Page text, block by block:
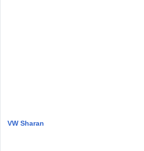
VW Sharan